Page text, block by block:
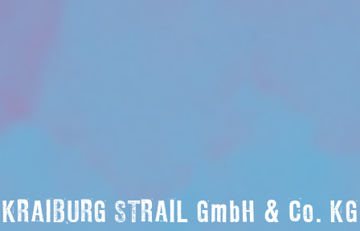
KRAIBURG STRAIL GmbH & Co. KG